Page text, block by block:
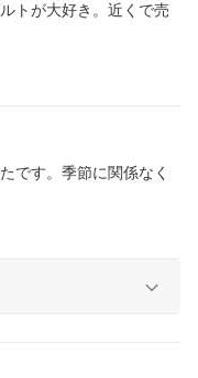
トが大好き。近くで売
です。季節に関係なく